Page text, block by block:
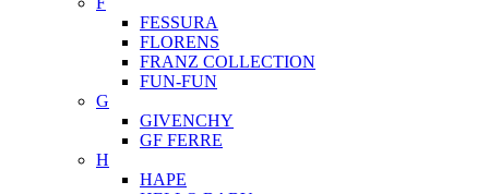
FESSURA
FLORENS
FRANZ COLLECTION
FUN-FUN
G
GIVENCHY
GF FERRE
H
HAPE